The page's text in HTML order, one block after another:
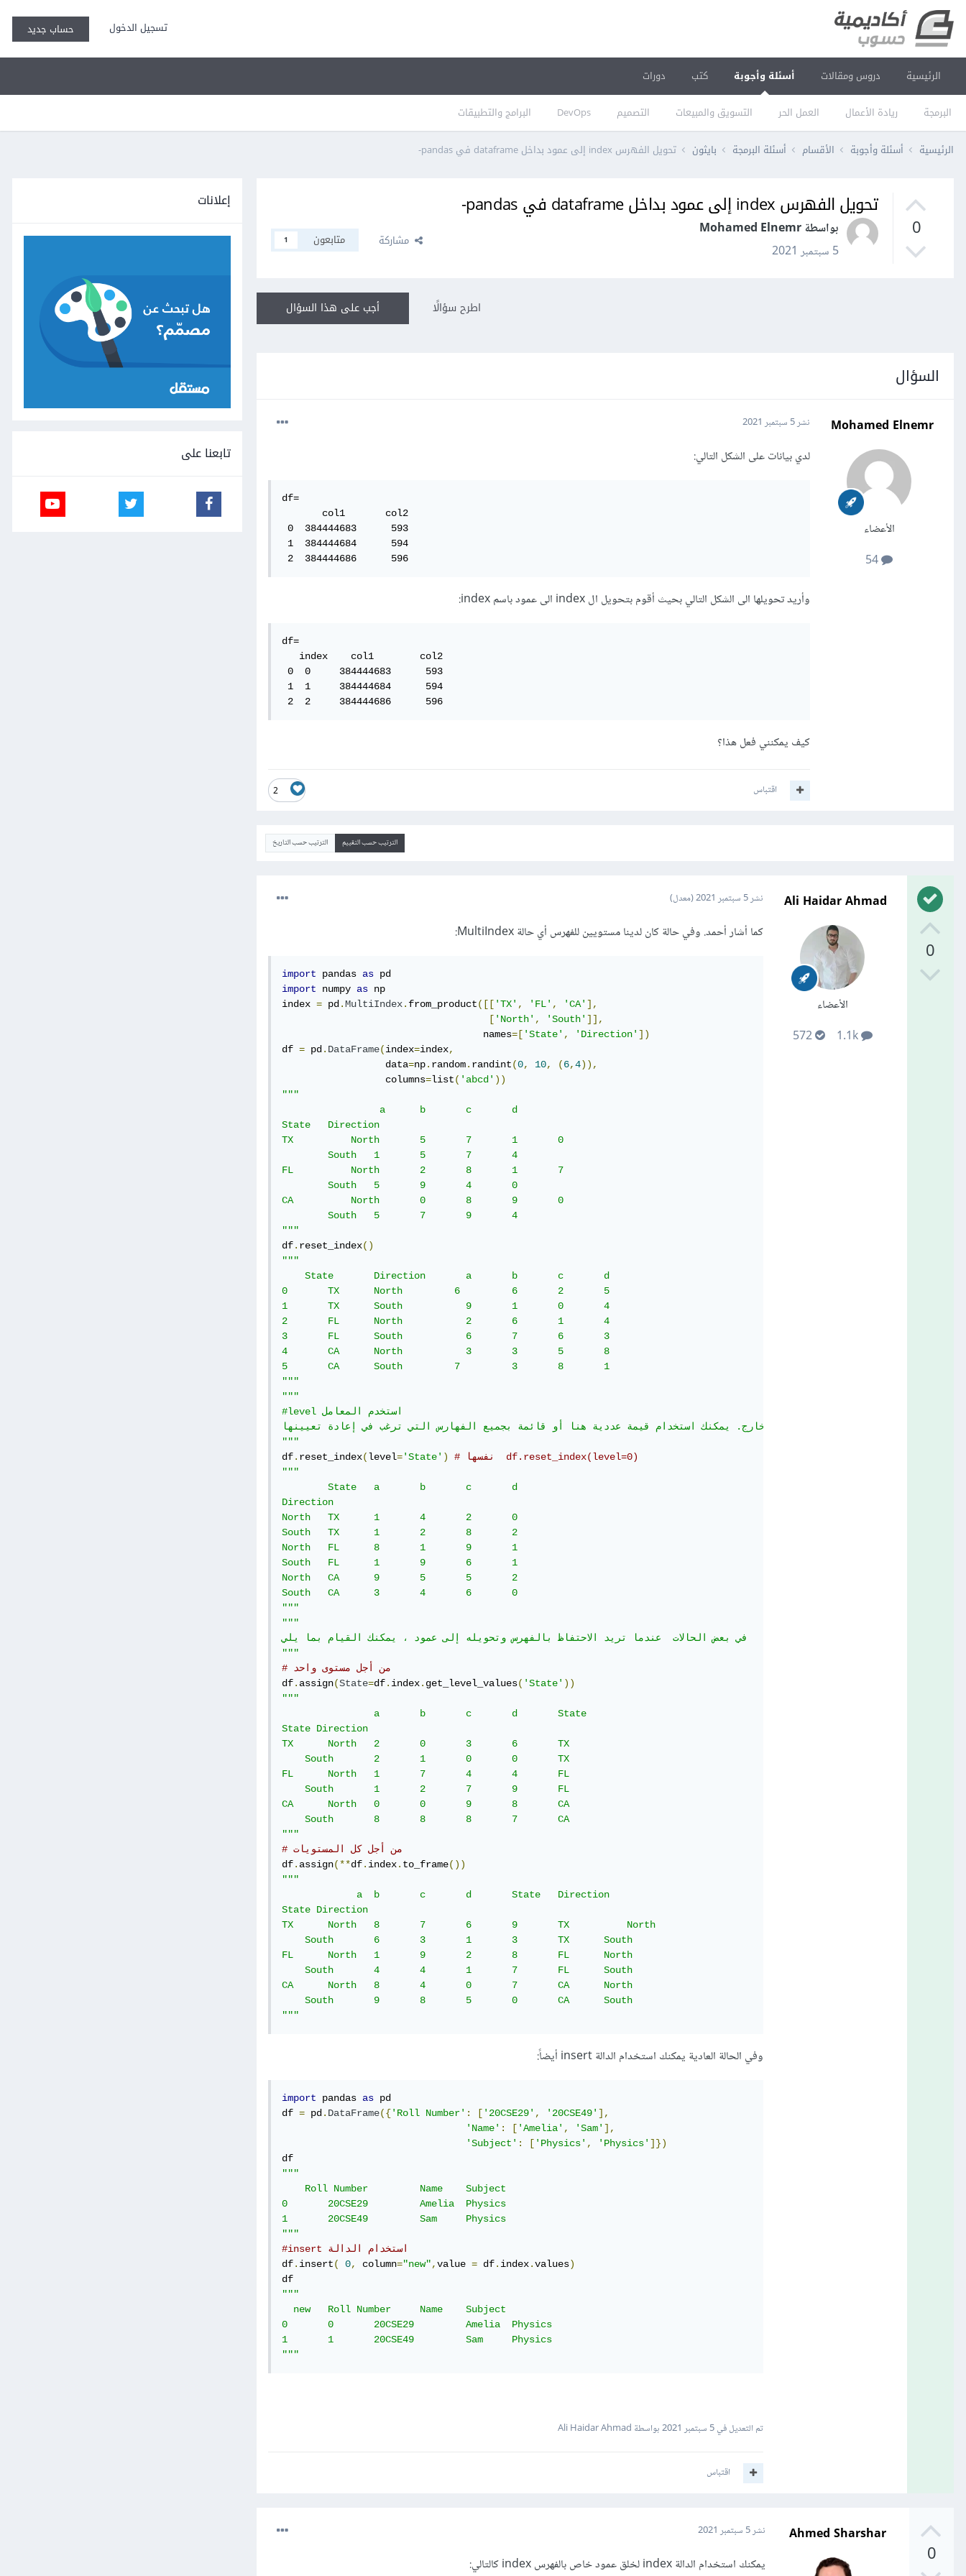
تسجيل الدخول حساب جديد
الرئيسية دروس ومقالات أسئلة وأجوبة
البرمجة ريادة الأعمال العمل الحر التسويق والمبيعات التصميم DevOps البرامج والتطبيقات
كتب دورات
الرئيسية أسئلة وأجوبة الأقسام أسئلة البرمجة بايثون تحويل الفهرس index إلى عمود بداخل dataframe في pandas-
0
تحويل الفهرس index إلى عمود بداخل dataframe في pandas-
بواسطة Mohamed Elnemr
5 سبتمبر 2021
مشاركة متابعون 1
أجب على هذا السؤال اطرح سؤالًا
السؤال
Mohamed Elnemr
الأعضاء
نشر5 سبتمبر 2021
لدي بيانات على الشكل التالي:
df=
       col1       col2
0  384444683      593
1  384444684      594
2  384444686      596
وأريد تحويلها الى الشكل التالي بحيث أقوم بتحويل ال index الى عمود باسم index:
df=
   index    col1        col2
0  0     384444683      593
1  1     384444684      594
2  2     384444686      596
كيف يمكنني فعل هذا؟
2 اقتباس
الترتيب حسب التقييم الترتيب حسب التاريخ
0
Ali Haidar Ahmad
الأعضاء
1.1k
572
نشر5 سبتمبر 2021 (معدل)
كما أشار أحمد. وفي حالة كان لدينا مستويين للفهرس أي حالة MultiIndex:
import pandas as
import numpy as np
index = pd .MultiIndex. from_product([[ 'TX' , 'FL' , 'CA' ],
[ 'North' , 'South' ]],
                                   names
=[ 'State' , 'Direction' ])
df = pd . DataFrame(index=index,
                  data
=np. random. randint(0, 10, (6,4)),
                  columns
=list( 'abcd' ))
"""
                 a 	b 	c 	d
State 	Direction
TX 	    North 	5 	7 	1 	0
        South 	1 	5 	7 	4
FL 	    North 	2 	8 	1 	7
        South   5 	9 	4 	0
CA 	    North 	0 	8 	9 	0
        South   5 	7 	9 	4
"""
df. reset_index()
"""
    State 	Direction 	a 	b 	c 	d
0 	TX 	North 	      6 	6 	2 	5
1 	TX 	South       	9 	1 	0 	4
2 	FL 	North       	2 	6 	1 	4
3 	FL 	South       	6 	7 	6 	3
4 	CA 	North       	3 	3 	5 	8
5 	CA 	South 	      7 	3 	8 	1
"""
"""
#level استخدم المعامل
للتحكم في مستويات الفهرس التي يتم تحويلها إلى أعمدة. إذا لم تكن هناك أسماء مستويات ، يمكنك الرجوع إلى كل مستوى من خلال موقعه الصحيح ، والذي يبدأ عند 0 من الخارج. يمكنك استخدام قيمة عددية هنا أو قائمة بجميع الفهارس التي ترغب في إعادة تعيينها.
"""
df. reset_index(level='State' )
# نفسها  df.reset_index(level=0)
"""
        State 	a 	b 	c 	d
Direction
North 	TX 	1 	4 	2 	0
South 	TX 	1 	2 	8 	2
North 	FL 	8 	1 	9 	1
South 	FL 	1 	9 	6 	1
North 	CA 	9 	5 	5 	2
South 	CA 	3 	4 	6 	0
"""
"""
في بعض الحالات  عندما تريد الاحتفاظ بالفهرس وتحويله إلى عمود ، يمكنك القيام بما يلي
"""
# من أجل مستوى واحد
df. assign(State=df. index. get_level_values( 'State' ))
"""
State Direction
TX 	North 	2 	0 	3 	6 	TX
    South 	2 	1 	0 	0 	TX
FL 	North 	1 	7 	4 	4 	FL
    South 	1 	2 	7 	9 	FL
CA 	North 	0 	0 	9 	8 	CA
    South 	8 	8 	8 	7 	CA
"""
# من أجل كل المستويات
df. assign(**df. index. to_frame())
"""
             a 	b 	c 	d 	State 	Direction
State Direction
TX 	North 	8 	7 	6 	9 	TX 	    North
    South 	6 	3 	1 	3 	TX    	South
FL 	North 	1 	9 	2 	8 	FL    	North
    South 	4 	4 	1 	7 	FL    	South
CA 	North 	8 	4 	0 	7 	CA    	North
    South 	9 	8 	5 	0 	CA    	South
"""
وفي الحالة العادية يمكنك استخدام الدالة insert أيضاً:
import pandas as pd
df = pd . DataFrame({'Roll Number' : [ '20CSE29' , '20CSE49' ],
'Name' : [ 'Amelia' , 'Sam' ],
'Subject' : [ 'Physics' , 'Physics' ]})
"""
    Roll Number 	Name 	Subject
0 	20CSE29   	Amelia 	Physics
1 	20CSE49   	Sam 	Physics
"""
df. insert( 0, column="new",value = df. index.values)
"""
  new 	Roll Number 	Name 	Subject
0 	0 	20CSE29 	Amelia 	Physics
1 	1 	20CSE49 	Sam 	Physics
"""
تم التعديل في5 سبتمبر 2021 بواسطة Ali Haidar Ahmad
اقتباس
0
Ahmed Sharshar نشر5 سبتمبر 2021
يمكنك استخدام الدالة index لخلق عمود خاص بالفهرس index كالتالي:
إعلانات
تابعنا على